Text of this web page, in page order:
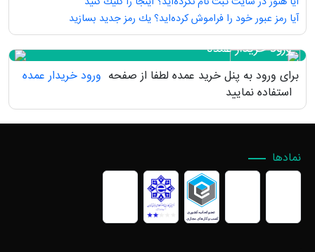
آیا رمز عبور خود را فراموش كرده‌اید؟ یك رمز جدید بسازید
ورود خریدار عمده
برای ورود به پنل خرید عمده لطفا از صفحه ورود خریدار عمده
استفاده نمایید
نمادها